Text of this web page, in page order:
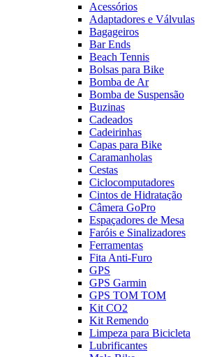
Acessórios
Adaptadores e Válvulas
Bagageiros
Bar Ends
Beach Tennis
Bolsas para Bike
Bomba de Ar
Bomba de Suspensão
Buzinas
Cadeados
Cadeirinhas
Capas para Bike
Caramanholas
Cestas
Ciclocomputadores
Cintos de Hidratação
Câmera GoPro
Espaçadores de Mesa
Faróis e Sinalizadores
Ferramentas
Fita Anti-Furo
GPS
GPS Garmin
GPS TOM TOM
Kit CO2
Kit Remendo
Limpeza para Bicicleta
Lubrificantes